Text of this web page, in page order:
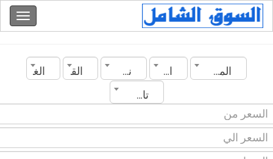
المغرب المدينة نوع العقار القسم
الغرف
تاريخ الانشاء